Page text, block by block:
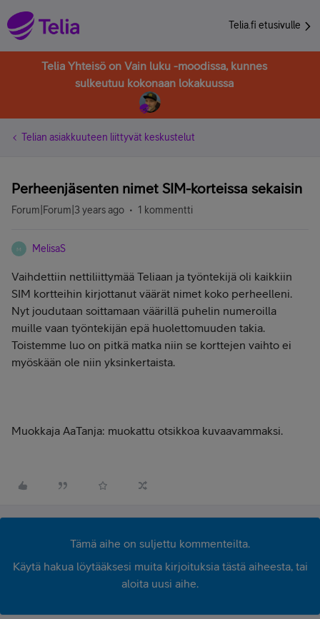
Telia.fi etusivulle
Telia Yhteisö on Vain luku -moodissa, kunnes
sulkeutuu kokonaan lokakuussa
Telian asiakkuuteen liittyvät keskustelut
Perheenjäsenten nimet SIM-korteissa sekaisin
Forum|Forum|3 years ago 1 kommentti
M MelisaS
Vaihdettiin nettiliittymää Teliaan ja työntekijä oli kaikkiin
SIM kortteihin kirjottanut väärät nimet koko perheelleni.
Nyt joudutaan soittamaan väärillä puhelin numeroilla
muille vaan työntekijän epä huolettomuuden takia.
Toistemme luo on pitkä matka niin se korttejen vaihto ei
myöskään ole niin yksinkertaista.
Muokkaja AaTanja: muokattu otsikkoa kuvaavammaksi.
Tämä aihe on suljettu kommenteilta.
Käytä hakua löytääksesi muita kirjoituksia tästä aiheesta, tai
aloita uusi aihe.